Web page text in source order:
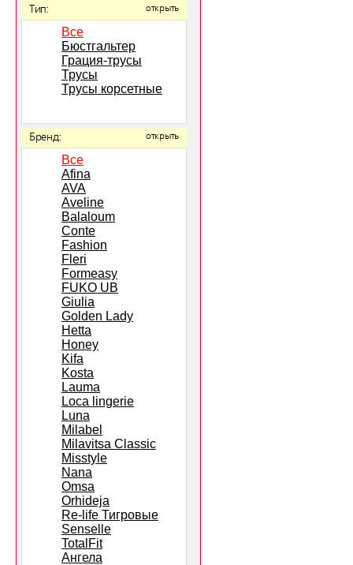
Тип: открыть
Все
Бюстгальтер
Грация-трусы
Трусы
Трусы корсетные
Бренд: открыть
Все
Afina
AVA
Aveline
Balaloum
Conte
Fashion
Fleri
Formeasy
FUKO UB
Giulia
Golden Lady
Hetta
Honey
Kifa
Kosta
Lauma
Loca lingerie
Luna
Milabel
Milavitsa Classic
Misstyle
Nana
Omsa
Orhideja
Re-life Тигровые
Senselle
TotalFit
Ангела